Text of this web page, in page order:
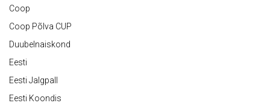
Coop
Coop Põlva CUP
Duubelnaiskond
Eesti
Eesti Jalgpall
Eesti Koondis